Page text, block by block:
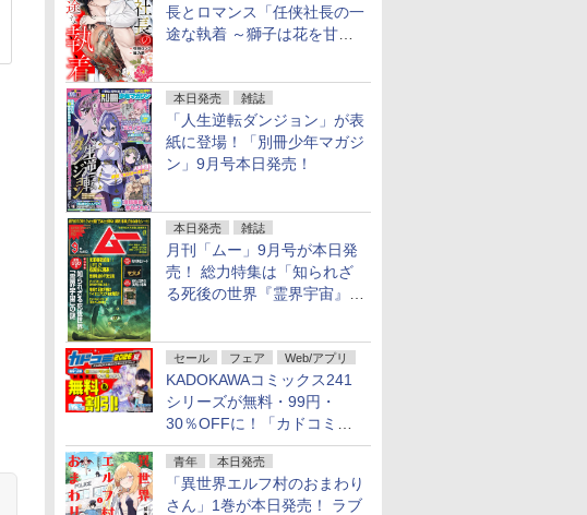
長とロマンス「任侠社長の一
途な執着 ～獅子は花を甘く
本日発売 雑誌
「人生逆転ダンジョン」が表
紙に登場！「別冊少年マガジ
ン」9月号本日発売！
本日発売 雑誌
月刊「ムー」9月号が本日発
売！ 総力特集は「知られざ
る死後の世界『霊界宇宙』の
セール フェア Web/アプリ
KADOKAWAコミックス241
シリーズが無料・99円・
30％OFFに！「カドコミフ
ェア 2026」第2弾が開催中！
青年 本日発売
「異世界エルフ村のおまわり
さん」1巻が本日発売！ ラブ